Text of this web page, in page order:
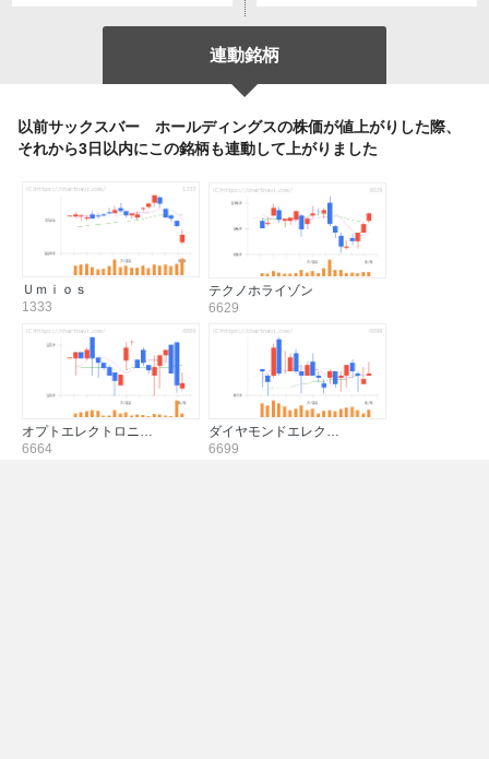
連動銘柄
以前サックスバー ホールディングスの株価が値上がりした際、
それから3日以内にこの銘柄も連動して上がりました
Ｕｍｉｏｓ
1333
テクノホライゾン
6629
オプトエレクトロニ…
6664
ダイヤモンドエレク…
6699